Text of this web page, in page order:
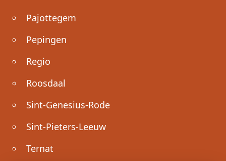
Pajottegem
Pepingen
Regio
Roosdaal
Sint-Genesius-Rode
Sint-Pieters-Leeuw
Ternat